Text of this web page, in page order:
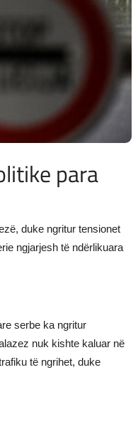
para
duke ngritur tensionet
ngjarjesh të ndërlikuara
serbe ka ngritur
nuk kishte kaluar në
të ngrihet, duke